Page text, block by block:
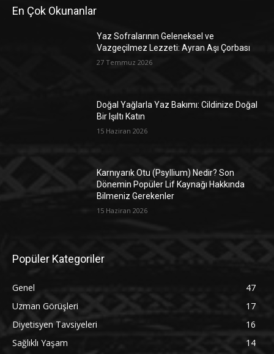
En Çok Okunanlar
Yaz Sofralarının Geleneksel ve
Vazgeçilmez Lezzeti: Ayran Aşı Çorbası
27 Temmuz 2026
Doğal Yağlarla Yaz Bakımı: Cildinize Doğal
Bir Işıltı Katın
15 Haziran 2026
Karnıyarık Otu (Psyllium) Nedir? Son
Dönemin Popüler Lif Kaynağı Hakkında
Bilmeniz Gerekenler
15 Haziran 2026
Popüler Kategoriler
Genel
47
Uzman Görüşleri
17
Diyetisyen Tavsiyeleri
16
Sağlıklı Yaşam
14